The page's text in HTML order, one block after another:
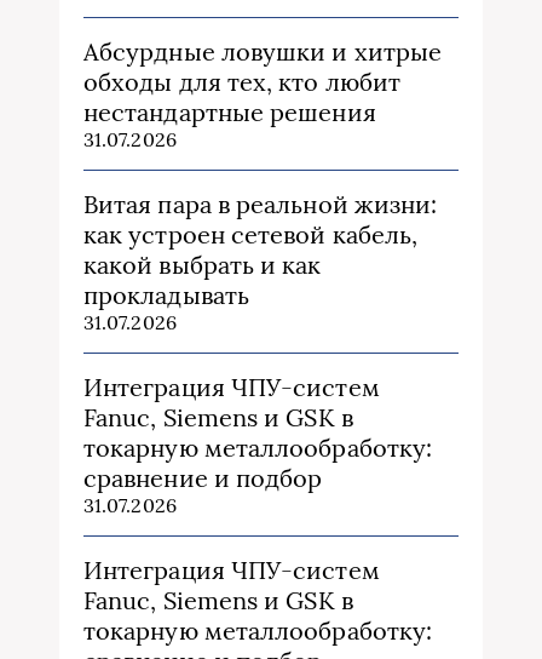
Абсурдные ловушки и хитрые
обходы для тех, кто любит
нестандартные решения
31.07.2026
Витая пара в реальной жизни:
как устроен сетевой кабель,
какой выбрать и как
прокладывать
31.07.2026
Интеграция ЧПУ-систем
Fanuc, Siemens и GSK в
токарную металлообработку:
сравнение и подбор
31.07.2026
Интеграция ЧПУ-систем
Fanuc, Siemens и GSK в
токарную металлообработку: